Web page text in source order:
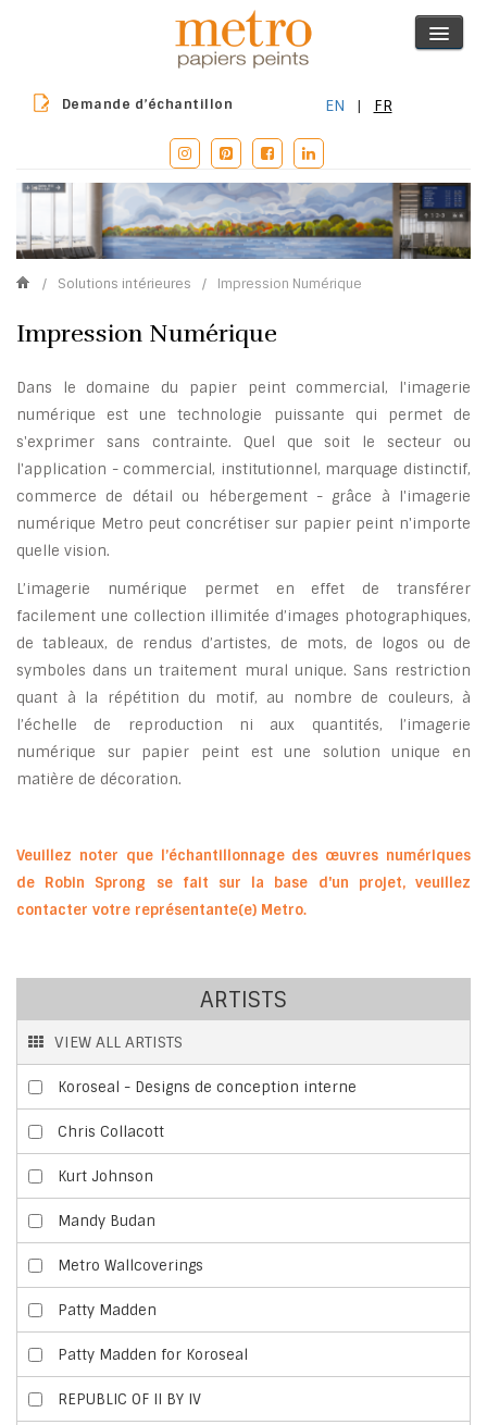
Demande d’échantillon EN | FR
/ Solutions intérieures / Impression Numérique
Impression Numérique
Dans le domaine du papier peint commercial, l'imagerie
numérique est une technologie puissante qui permet de
s'exprimer sans contrainte. Quel que soit le secteur ou
l'application - commercial, institutionnel, marquage distinctif,
commerce de détail ou hébergement - grâce à I'imagerie
numérique Metro peut concrétiser sur papier peint n'importe
quelle vision.
L’imagerie numérique permet en effet de transférer
facilement une collection illimitée d’images photographiques,
de tableaux, de rendus d’artistes, de mots, de logos ou de
symboles dans un traitement mural unique. Sans restriction
quant à la répétition du motif, au nombre de couleurs, à
l’échelle de reproduction ni aux quantités, l’imagerie
numérique sur papier peint est une solution unique en
matière de décoration.
Veuillez noter que l’échantillonnage des œuvres numériques
de Robin Sprong se fait sur la base d'un projet, veuillez
contacter votre représentante(e) Metro.
ARTISTS
VIEW ALL ARTISTS
Koroseal - Designs de conception interne
Chris Collacott
Kurt Johnson
Mandy Budan
Metro Wallcoverings
Patty Madden
Patty Madden for Koroseal
REPUBLIC OF II BY IV